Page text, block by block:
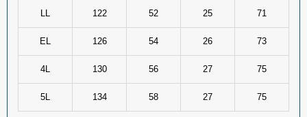
122 52 25 71
EL 126 54 26 73
4L 130 56 27 75
5L 134 58 27 75